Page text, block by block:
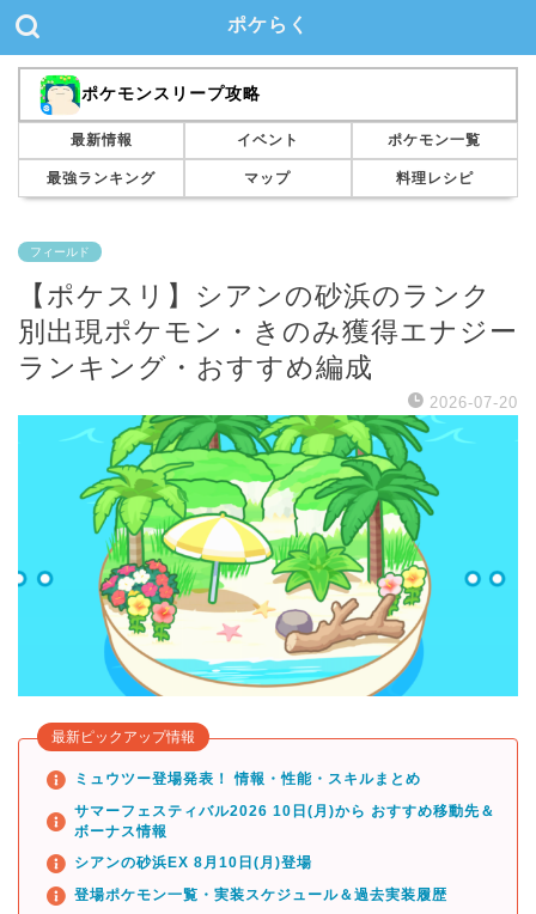
ポケらく
ポケモンスリープ攻略
最新情報 イベント ポケモン一覧
最強ランキング マップ 料理レシピ
フィールド
【ポケスリ】シアンの砂浜のランク
別出現ポケモン・きのみ獲得エナジー
ランキング・おすすめ編成
2026-07-20
最新ピックアップ情報
ミュウツー登場発表！ 情報・性能・スキルまとめ
サマーフェスティバル2026 10日(月)から おすすめ移動先＆
ボーナス情報
シアンの砂浜EX 8月10日(月)登場
登場ポケモン一覧・実装スケジュール＆過去実装履歴